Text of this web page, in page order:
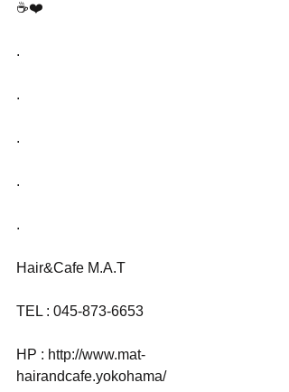
☕️❤️
.
.
.
.
.
Hair&Cafe M.A.T
TEL : 045-873-6653
HP : http://www.mat-
hairandcafe.yokohama/